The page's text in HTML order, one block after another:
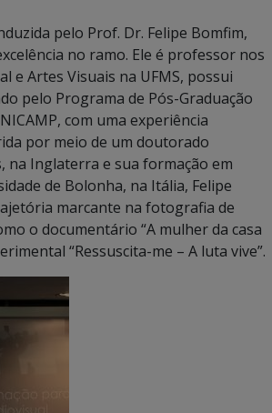
pelo Prof. Dr. Felipe Bomfim,
no ramo. Ele é professor nos
e Artes Visuais na UFMS, possui
pelo Programa de Pós-Graduação
com uma experiência
por meio de um doutorado
na Inglaterra e sua formação em
de Bolonha, na Itália, Felipe
marcante na fotografia de
o documentário “A mulher da casa
“Ressuscita-me – A luta vive”.